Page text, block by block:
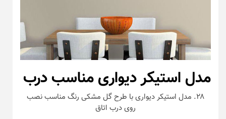
مدل استیکر دیواری مناسب درب
۲۸. مدل استیکر دیواری با طرح گل مشکی رنگ مناسب نصب
روی درب اتاق